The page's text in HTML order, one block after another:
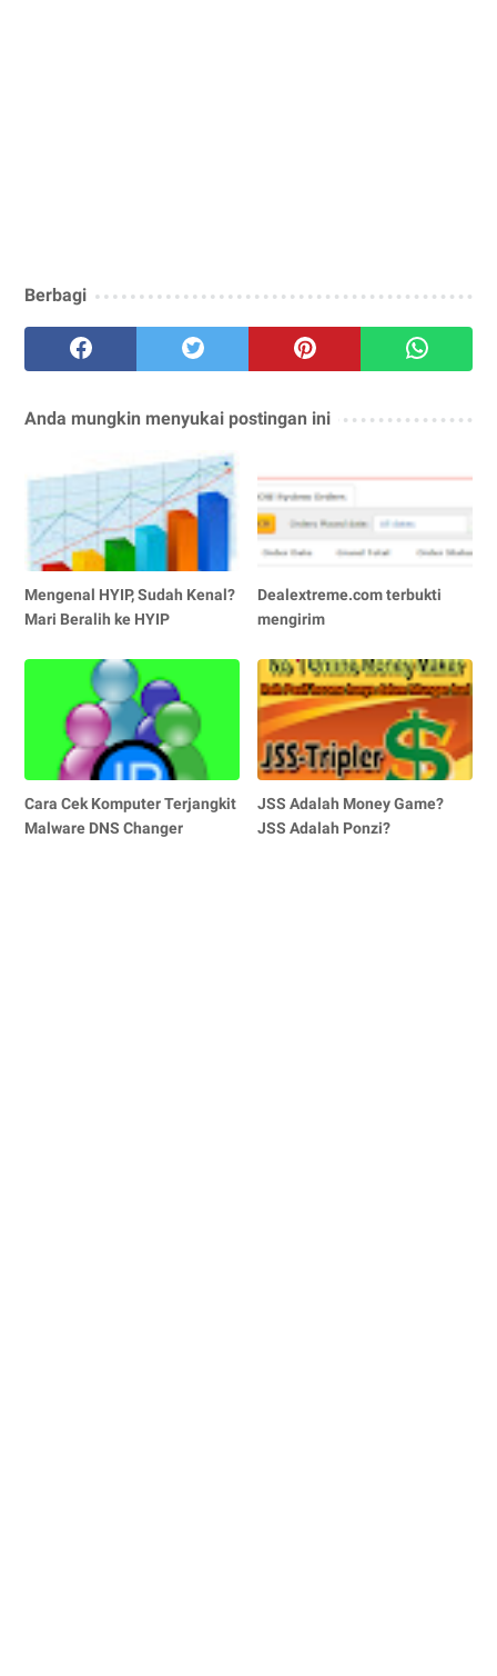
Berbagi
Anda mungkin menyukai postingan ini
Mengenal HYIP, Sudah Kenal?
Mari Beralih ke HYIP
Dealextreme.com terbukti
mengirim
Cara Cek Komputer Terjangkit
Malware DNS Changer
JSS Adalah Money Game?
JSS Adalah Ponzi?